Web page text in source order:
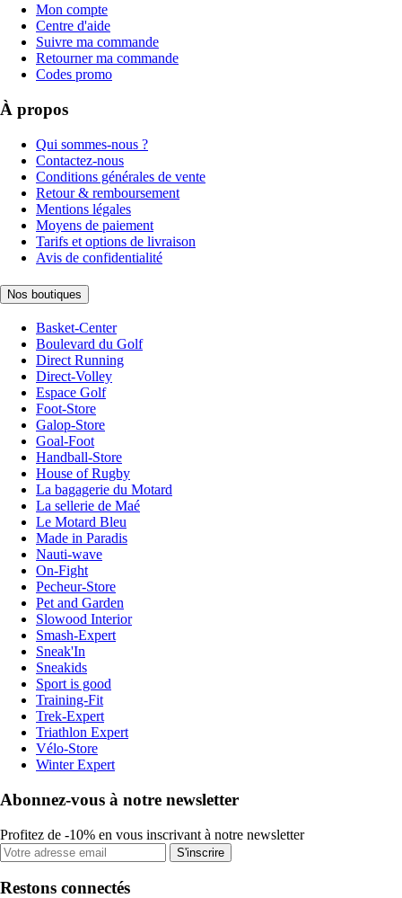
Mon compte
Centre d'aide
Suivre ma commande
Retourner ma commande
Codes promo
À propos
Qui sommes-nous ?
Contactez-nous
Conditions générales de vente
Retour & remboursement
Mentions légales
Moyens de paiement
Tarifs et options de livraison
Avis de confidentialité
Nos boutiques
Basket-Center
Boulevard du Golf
Direct Running
Direct-Volley
Espace Golf
Foot-Store
Galop-Store
Goal-Foot
Handball-Store
House of Rugby
La bagagerie du Motard
La sellerie de Maé
Le Motard Bleu
Made in Paradis
Nauti-wave
On-Fight
Pecheur-Store
Pet and Garden
Slowood Interior
Smash-Expert
Sneak'In
Sneakids
Sport is good
Training-Fit
Trek-Expert
Triathlon Expert
Vélo-Store
Winter Expert
Abonnez-vous à notre newsletter
Profitez de -10% en vous inscrivant à notre newsletter
S'inscrire
Restons connectés